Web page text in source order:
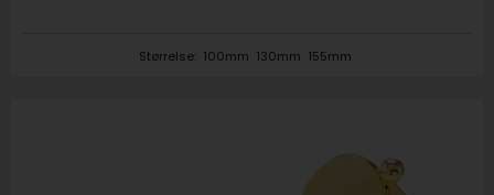
Størrelse: 100mm 130mm 155mm